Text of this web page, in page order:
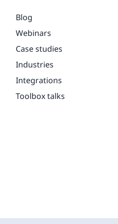
Blog
Webinars
Case studies
Industries
Integrations
Toolbox talks